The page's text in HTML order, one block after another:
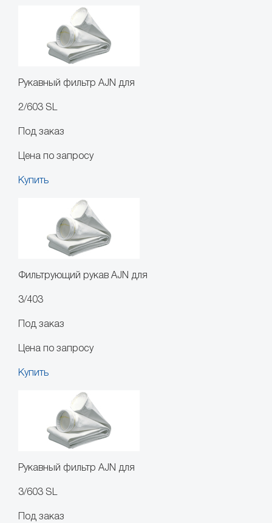
Рукавный фильтр AJN для
2/603 SL
Под заказ
Цена по запросу
Купить
Фильтрующий рукав AJN для
3/403
Под заказ
Цена по запросу
Купить
Рукавный фильтр AJN для
3/603 SL
Под заказ